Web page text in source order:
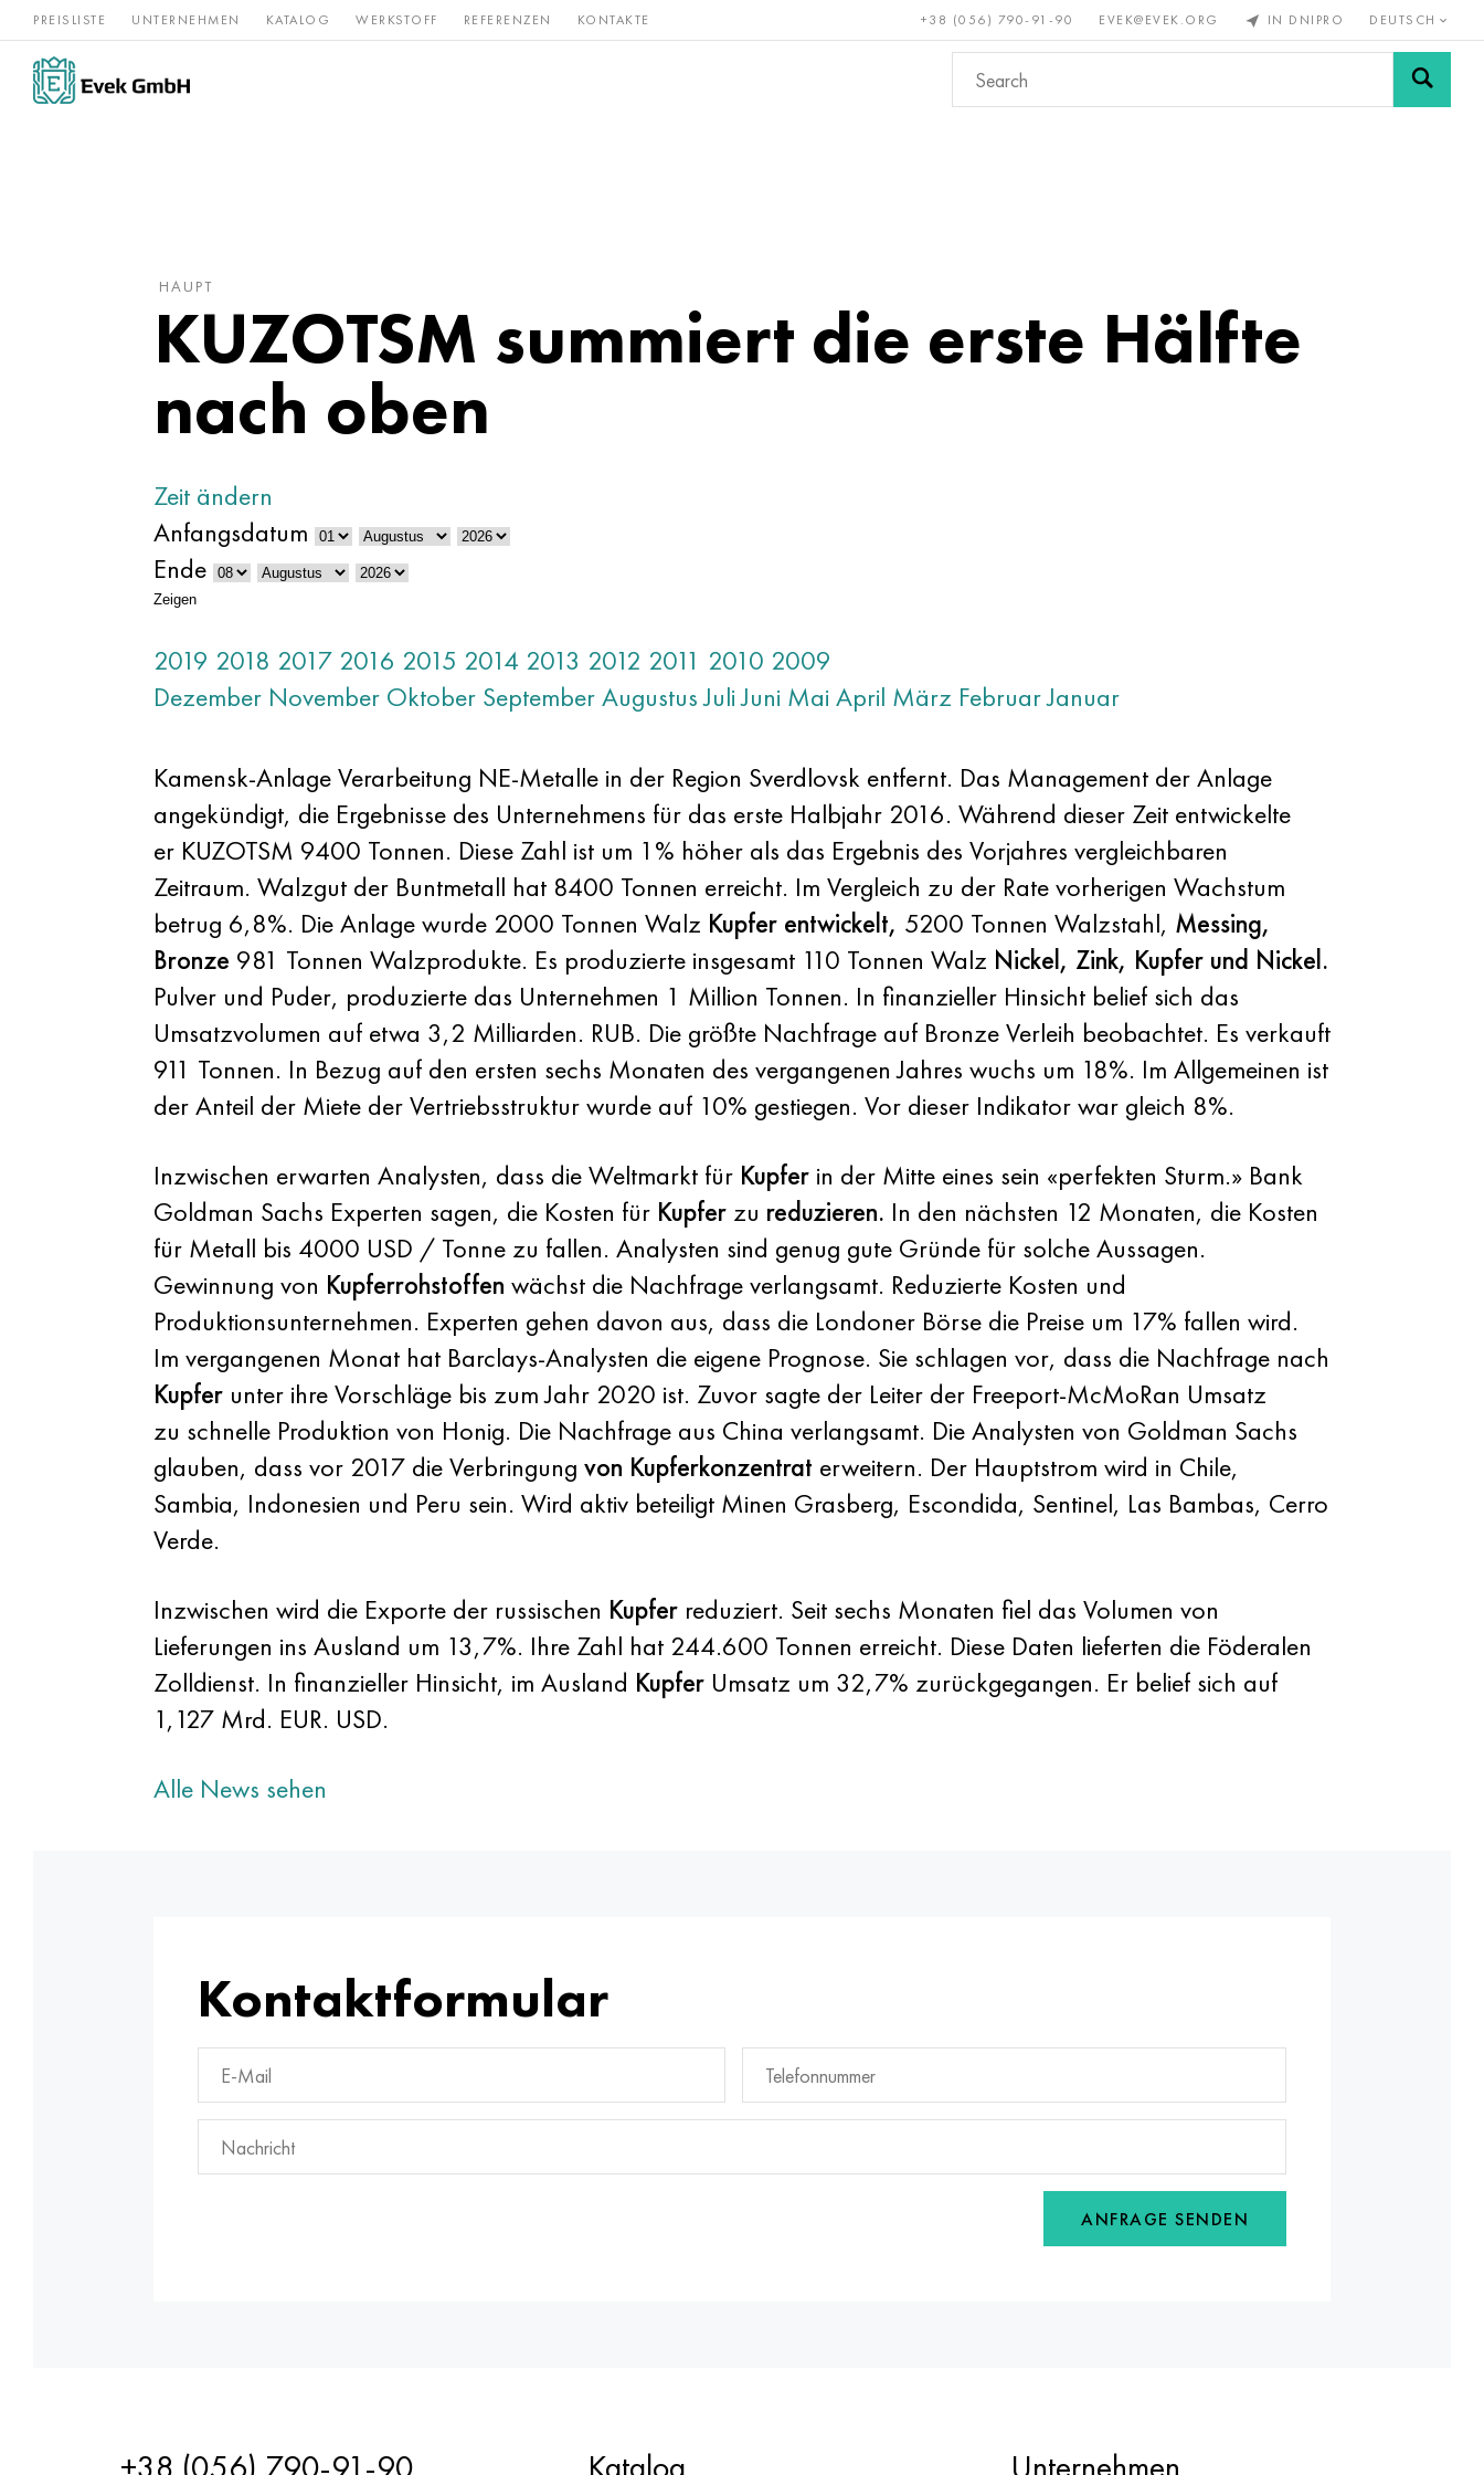
PREISLISTE UNTERNEHMEN KATALOG WERKSTOFF REFERENZEN KONTAKTE +38 (056) 790-91-90 EVEK@EVEK.ORG IN DNIPRO DEUTSCH
Nickel Rostfreier Seltene Erden & Bronze, Kupfer, Nichteisenmetalle Stahl Drahtgewebe &
HAUPT
KUZOTSM summiert die erste Hälfte
nach oben
Zeit ändern
Anfangsdatum
Ende
Zeigen
2019 2018 2017 2016 2015 2014 2013 2012 2011 2010 2009
Dezember November Oktober SeptemberAugustus Juli Juni Mai April März FebruarJanuar
Kamensk-Anlage Verarbeitung NE-Metalle in der Region Sverdlovsk entfernt. Das Management der Anlage
angekündigt, die Ergebnisse des Unternehmens für das erste Halbjahr 2016. Während dieser Zeit entwickelte
er KUZOTSM 9400 Tonnen. Diese Zahl ist um 1% höher als das Ergebnis des Vorjahres vergleichbaren
Zeitraum. Walzgut der Buntmetall hat 8400 Tonnen erreicht. Im Vergleich zu der Rate vorherigen Wachstum
betrug 6,8%. Die Anlage wurde 2000 Tonnen Walz Kupfer entwickelt, 5200 Tonnen Walzstahl, Messing,
Bronze 981 Tonnen Walzprodukte. Es produzierte insgesamt 110 Tonnen Walz Nickel, Zink, Kupfer und Nickel.
Pulver und Puder, produzierte das Unternehmen 1 Million Tonnen. In finanzieller Hinsicht belief sich das
Umsatzvolumen auf etwa 3,2 Milliarden. RUB. Die größte Nachfrage auf Bronze Verleih beobachtet. Es verkauft
911 Tonnen. In Bezug auf den ersten sechs Monaten des vergangenen Jahres wuchs um 18%. Im Allgemeinen ist
der Anteil der Miete der Vertriebsstruktur wurde auf 10% gestiegen. Vor dieser Indikator war gleich 8%.
Inzwischen erwarten Analysten, dass die Weltmarkt für Kupferin der Mitte eines sein «perfekten Sturm.» Bank
Goldman Sachs Experten sagen, die Kosten für Kupferzu reduzieren. In den nächsten 12 Monaten, die Kosten
für Metall bis 4000 USD / Tonne zu fallen. Analysten sind genug gute Gründe für solche Aussagen.
Gewinnung von Kupferrohstoffen wächst die Nachfrage verlangsamt. Reduzierte Kosten und
Produktionsunternehmen. Experten gehen davon aus, dass die Londoner Börse die Preise um 17% fallen wird.
Im vergangenen Monat hat Barclays-Analysten die eigene Prognose. Sie schlagen vor, dass die Nachfrage nach
Kupferunter ihre Vorschläge bis zum Jahr 2020 ist. Zuvor sagte der Leiter der Freeport-McMoRan Umsatz
zu schnelle Produktion von Honig. Die Nachfrage aus China verlangsamt. Die Analysten von Goldman Sachs
glauben, dass vor 2017 die Verbringung von Kupferkonzentrat erweitern. Der Hauptstrom wird in Chile,
Sambia, Indonesien und Peru sein. Wird aktiv beteiligt Minen Grasberg, Escondida, Sentinel, Las Bambas, Cerro
Verde.
Inzwischen wird die Exporte der russischen Kupferreduziert. Seit sechs Monaten fiel das Volumen von
Lieferungen ins Ausland um 13,7%. Ihre Zahl hat 244.600 Tonnen erreicht. Diese Daten lieferten die Föderalen
Zolldienst. In finanzieller Hinsicht, im Ausland KupferUmsatz um 32,7% zurückgegangen. Er belief sich auf
1,127 Mrd. EUR. USD.
Alle News sehen
Kontaktformular
ANFRAGE SENDEN